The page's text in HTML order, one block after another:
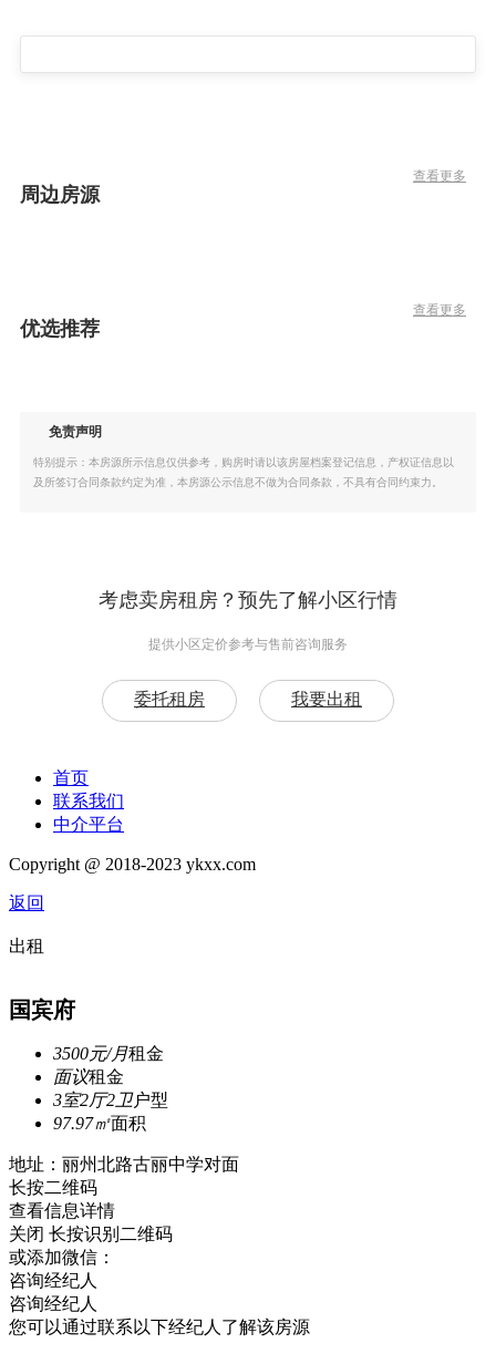
周边房源
查看更多
优选推荐
查看更多
免责声明
特别提示：本房源所示信息仅供参考，购房时请以该房屋档案登记信息，产权证信息以
及所签订合同条款约定为准，本房源公示信息不做为合同条款，不具有合同约束力。
考虑卖房租房？预先了解小区行情
提供小区定价参考与售前咨询服务
委托租房 我要出租
首页
联系我们
中介平台
Copyright @ 2018-2023 ykxx.com
返回
出租
国宾府
3500元/月租金
面议租金
3室2厅2卫户型
97.97㎡面积
地址：丽州北路古丽中学对面
长按二维码
查看信息详情
关闭 长按识别二维码
或添加微信：
咨询经纪人
咨询经纪人
您可以通过联系以下经纪人了解该房源